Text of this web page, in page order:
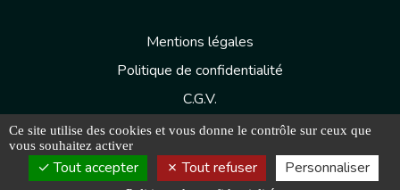
Mentions légales
Politique de confidentialité
C.G.V.
Ce site utilise des cookies et vous donne le contrôle sur ceux que
vous souhaitez activer
Tout accepter Tout refuser Personnaliser